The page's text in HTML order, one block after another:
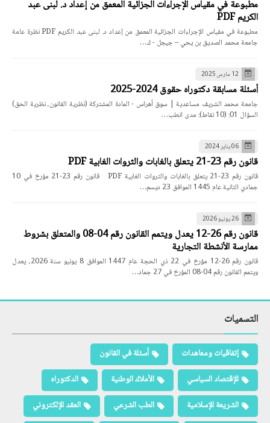
مطبوعة في مقياس الإجراءات الجزائية المعمق من إعداد د. لبنى عبد
الكريم PDF
مطبوعة في مقياس الإجراءات الجزائية المعمق من إعداد د. لبنى عبد الكريم PDF نظرة عامة
جامعة محمد الصديق بن يحي – جيجل - ك…
12 مارس 2025
أسئلة مسابقة دكتوراه حقوق 2024-2025
جامعة محمد الشريف مساعدية | سوق أهراس - المادة المشتركة (نظرية القانون، نظرية الحق)
السؤال 01: (10 نقاط): مدى انطب…
06 يناير 2024
قانون رقم 23-21 يتعلق بالغابات والثروات الغابية PDF
قانون رقم 23-21 يتعلق بالغابات والثروات الغابية PDF قانون رقم 23-21 مؤرخ في 10
جمادي الثانية عام 1445 الموافق 23 ديسم…
26 يونيو 2026
قانون رقم 26-12 يعدل ويتمم القانون رقم 04-08 والمتعلق بشروط
ممارسة الأنشطة التجارية
قانون رقم 26-12 مؤرخ في 22 ذي الحجة عام 1447 الموافق 8 يونيو سنة 2026، يعدل
ويتمم القانون رقم 04-08 المؤرخ في 27 جماد…
التسميات
إتفاقيات ومعاهدات
أسئلة في القانون
الإقتصاد السياسي
الأملاك الوطنية
الدكتوراه
الشريعة الإسلامية
الطب الشرعي
العقد الإلكتروني